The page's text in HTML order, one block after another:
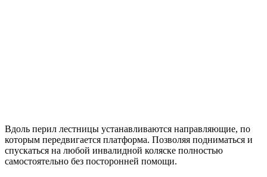
Вдоль перил лестницы устанавливаются направляющие, по
которым передвигается платформа. Позволяя подниматься и
спускаться на любой инвалидной коляске полностью
самостоятельно без посторонней помощи.